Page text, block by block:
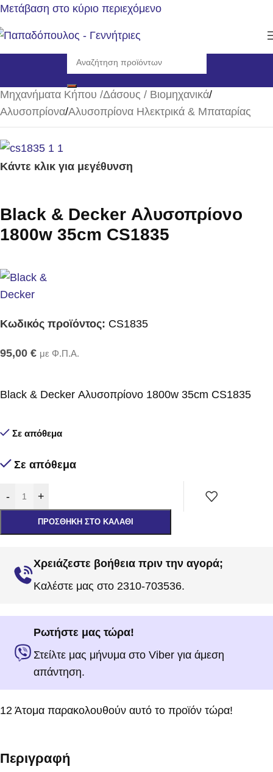
Μετάβαση στο κύριο περιεχόμενο
Αρχική σελίδα/
Μηχανήματα Κήπου /Δάσους / Βιομηχανικά/
Αλυσοπρίονα/Αλυσοπρίονα Ηλεκτρικά & Μπαταρίας
Κάντε κλικ για μεγέθυνση
Black & Decker Αλυσοπρίονο
1800w 35cm CS1835
Κωδικός προϊόντος: CS1835
95,00 € με Φ.Π.Α.
Black & Decker Αλυσοπρίονο 1800w 35cm CS1835
Σε απόθεμα
Σε απόθεμα
- +
ΠΡΟΣΘΉΚΗ ΣΤΟ ΚΑΛΆΘΙ
Χρειάζεστε βοήθεια πριν την αγορά;
Καλέστε μας στο 2310-703536.
Ρωτήστε μας τώρα!
Στείλτε μας μήνυμα στο Viber για άμεση
απάντηση.
12 Άτομα παρακολουθούν αυτό το προϊόν τώρα!
Περιγραφή